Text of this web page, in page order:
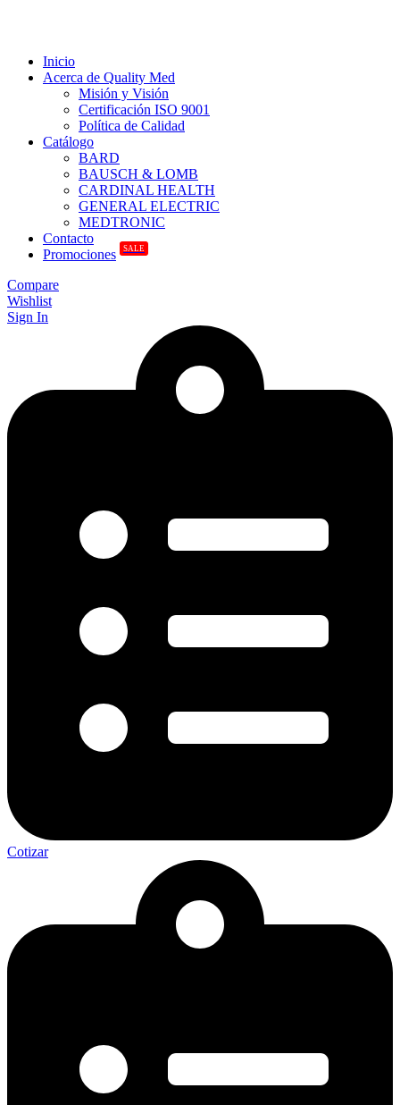
Inicio
Acerca de Quality Med
Misión y Visión
Certificación ISO 9001
Política de Calidad
Catálogo
BARD
BAUSCH & LOMB
CARDINAL HEALTH
GENERAL ELECTRIC
MEDTRONIC
Contacto
Promociones
SALE
Compare
Wishlist
Sign In
Cotizar